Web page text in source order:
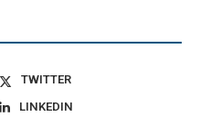
TWITTER
LINKEDIN